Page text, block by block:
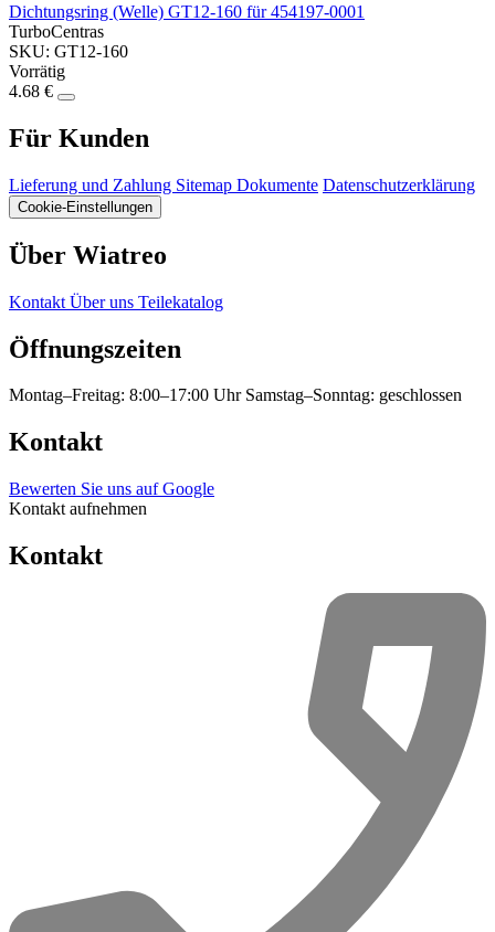
Dichtungsring (Welle) GT12-160 für 454197-0001
TurboCentras
SKU: GT12-160
Vorrätig
4.68 €
Für Kunden
Lieferung und Zahlung Sitemap Dokumente Datenschutzerklärung
Cookie-Einstellungen
Über Wiatreo
Kontakt Über uns Teilekatalog
Öffnungszeiten
Montag–Freitag: 8:00–17:00 Uhr Samstag–Sonntag: geschlossen
Kontakt
Bewerten Sie uns auf Google
Kontakt aufnehmen
Kontakt